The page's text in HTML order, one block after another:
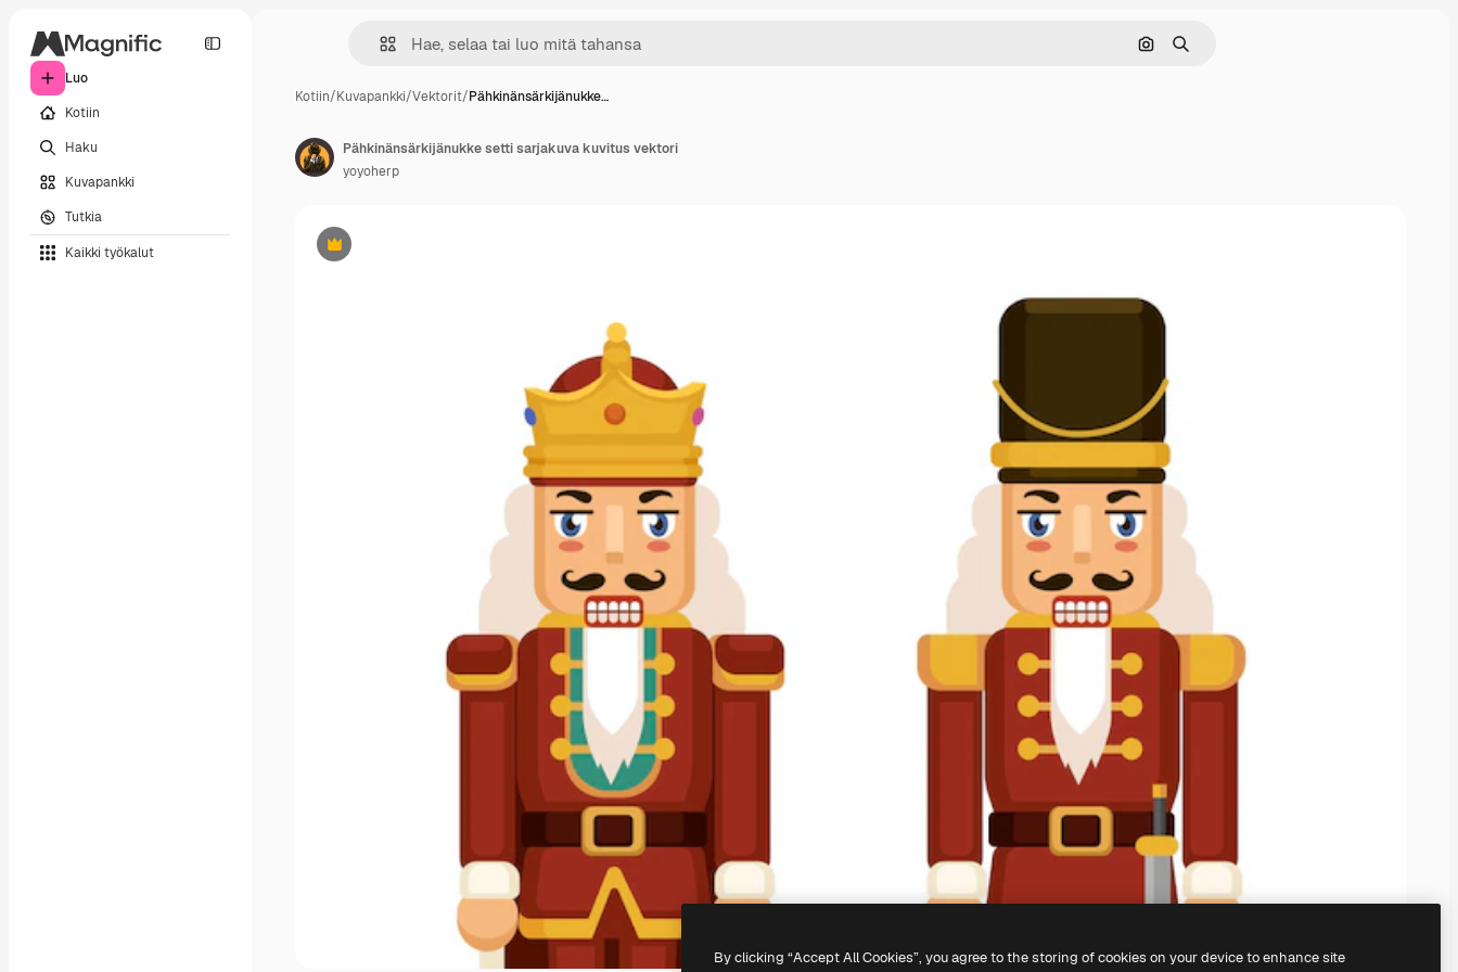
Luo
Kotiin
Haku
Kuvapankki
Tutkia
Kaikki työkalut
Hae kuvan perusteella
Haku
Kotiin/Kuvapankki/Vektorit/Pähkinänsärkijänukke…
Premium
Pähkinänsärkijänukke setti sarjakuva kuvitus vektori
yoyoherp
By clicking “Accept All Cookies”, you agree to the storing of cookies on your device to enhance site